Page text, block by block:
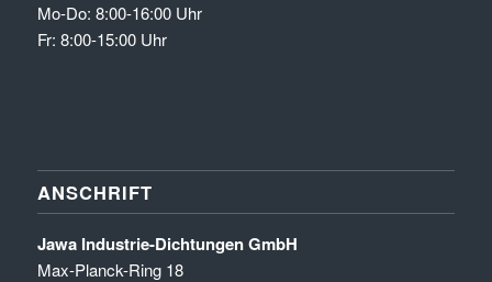
Mo-Do: 8:00-16:00 Uhr
Fr: 8:00-15:00 Uhr
ANSCHRIFT
Jawa Industrie-Dichtungen GmbH
Max-Planck-Ring 18